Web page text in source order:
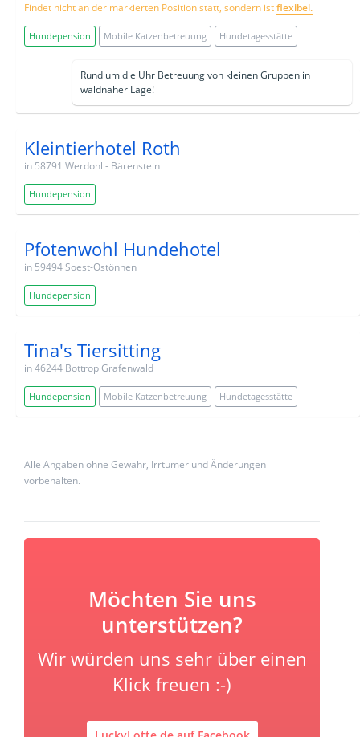
Findet nicht an der markierten Position statt, sondern istflexibel.
Hundepension Mobile Katzenbetreuung Hundetagesstätte
Rund um die Uhr Betreuung von kleinen Gruppen in
waldnaher Lage!
Kleintierhotel Roth
in 58791 Werdohl - Bärenstein
Hundepension
Pfotenwohl Hundehotel
in 59494 Soest-Ostönnen
Hundepension
Tina's Tiersitting
in 46244 Bottrop Grafenwald
Hundepension Mobile Katzenbetreuung Hundetagesstätte
Alle Angaben ohne Gewähr, Irrtümer und Änderungen
vorbehalten.
Möchten Sie uns
unterstützen?
Wir würden uns sehr über einen
Klick freuen :-)